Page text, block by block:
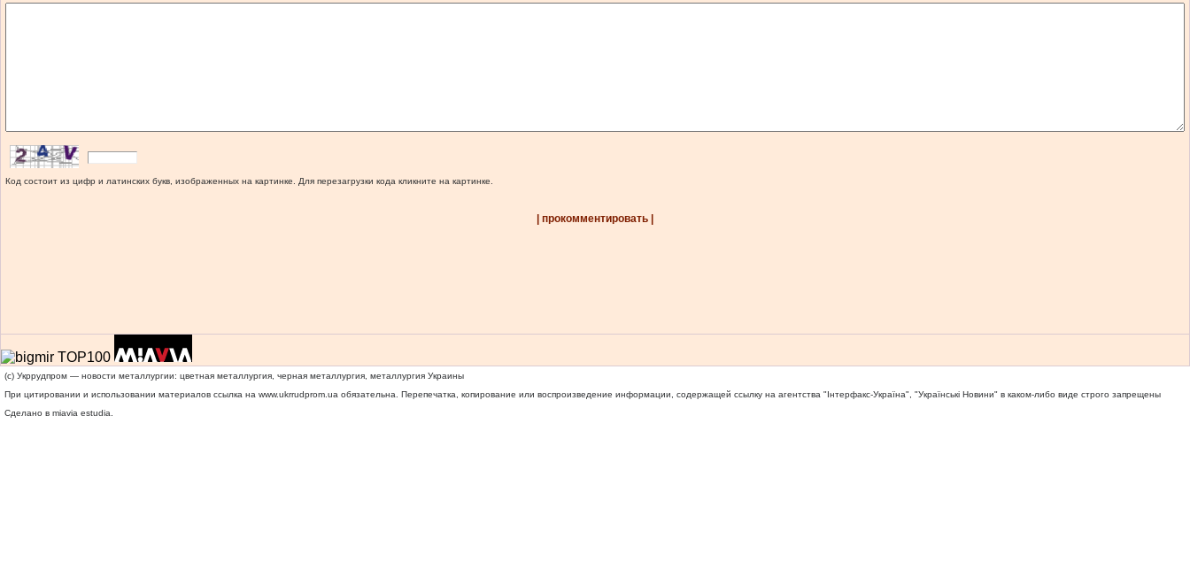
Код состоит из цифр и латинских букв, изображенных на картинке. Для перезагрузки кода кликните на картинке.
| прокомментировать |
(c) Укррудпром — новости металлургии: цветная металлургия, черная металлургия, металлургия Украины
При цитировании и использовании материалов ссылка на www.ukrrudprom.ua обязательна. Перепечатка, копирование или воспроизведение информации, содержащей ссылку на агентства "Iнтерфакс-Україна", "Українськi Новини" в каком-либо виде строго запрещены
Сделано в miavia estudia.